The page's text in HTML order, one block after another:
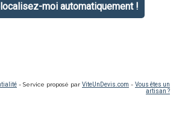
moi automatiquement !
- Service proposé par ViteUnDevis.com - Vous êtes un
artisan ?